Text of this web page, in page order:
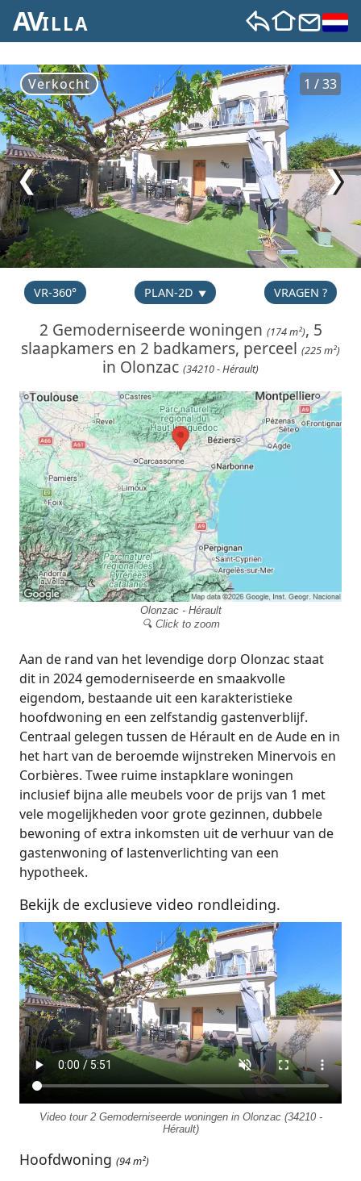
AVILLA
1 / 33
Verkocht
❯
❮
VR-360° PLAN-2D VRAGEN ?
2 Gemoderniseerde woningen (174 m²), 5
slaapkamers en 2 badkamers, perceel (225 m²)
in Olonzac (34210 - Hérault)
Olonzac - Hérault
🔍 Click to zoom
Aan de rand van het levendige dorp Olonzac staat
dit in 2024 gemoderniseerde en smaakvolle
eigendom, bestaande uit een karakteristieke
hoofdwoning en een zelfstandig gastenverblijf.
Centraal gelegen tussen de Hérault en de Aude en in
het hart van de beroemde wijnstreken Minervois en
Corbières. Twee ruime instapklare woningen
inclusief bijna alle meubels voor de prijs van 1 met
vele mogelijkheden voor grote gezinnen, dubbele
bewoning of extra inkomsten uit de verhuur van de
gastenwoning of lastenverlichting van een
hypotheek.
Bekijk de exclusieve video rondleiding.
Video tour 2 Gemoderniseerde woningen in Olonzac (34210 -
Hérault)
Hoofdwoning (94 m²)